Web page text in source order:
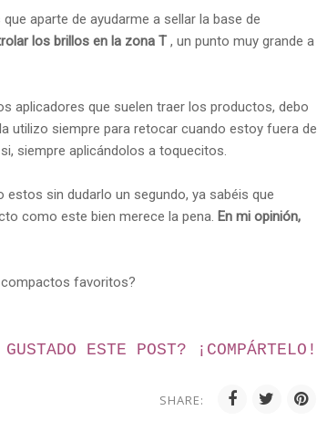
aparte de ayudarme a sellar la base de
los brillos en la zona T, un punto muy grande a
aplicadores que suelen traer los productos, debo
utilizo siempre para retocar cuando estoy fuera de
siempre aplicándolos a toquecitos.
sin dudarlo un segundo, ya sabéis que
como este bien merece la pena. En mi opinión,
compactos favoritos?
ESTE POST? ¡ COMPÁRTELO!
SHARE: